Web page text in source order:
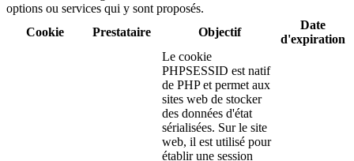
options ou services qui y sont proposés.
Cookie
Prestataire Objectif
Date
d'expiration
Le cookie
PHPSESSID est natif
de PHP et permet aux
sites web de stocker
des données d'état
sérialisées. Sur le site
web, il est utilisé pour
établir une session